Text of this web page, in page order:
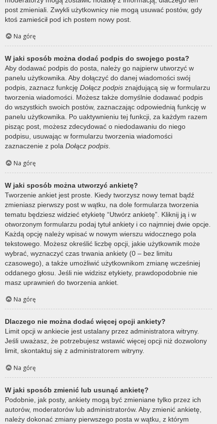
post zmieniali. Zwykli użytkownicy nie mogą usuwać postów, gdy
ktoś zamieścił pod ich postem nowy post.
Na górę
W jaki sposób można dodać podpis do swojego posta?
Aby dodawać podpis do posta, należy go najpierw utworzyć w
panelu użytkownika. Aby dołączyć do danej wiadomości swój
podpis, zaznacz funkcję Dołącz podpis znajdującą się w formularzu
tworzenia wiadomości. Możesz także domyślnie dodawać podpis
do wszystkich swoich postów, zaznaczając odpowiednią funkcję w
panelu użytkownika. Po uaktywnieniu tej funkcji, za każdym razem
pisząc post, możesz zdecydować o niedodawaniu do niego
podpisu, usuwając w formularzu tworzenia wiadomości
zaznaczenie z pola Dołącz podpis.
Na górę
W jaki sposób można utworzyć ankietę?
Tworzenie ankiet jest proste. Kiedy tworzysz nowy temat bądź
zmieniasz pierwszy post w wątku, na dole formularza tworzenia
tematu będziesz widzieć etykietę “Utwórz ankietę”. Kliknij ją i w
otworzonym formularzu podaj tytuł ankiety i co najmniej dwie opcje.
Każdą opcję należy wpisać w nowym wierszu widocznego pola
tekstowego. Możesz określić liczbę opcji, jakie użytkownik może
wybrać, wyznaczyć czas trwania ankiety (0 – bez limitu
czasowego), a także umożliwić użytkownikom zmianę wcześniej
oddanego głosu. Jeśli nie widzisz etykiety, prawdopodobnie nie
masz uprawnień do tworzenia ankiet.
Na górę
Dlaczego nie można dodać więcej opcji ankiety?
Limit opcji w ankiecie jest ustalany przez administratora witryny.
Jeśli uważasz, że potrzebujesz wstawić więcej opcji niż dozwolony
limit, skontaktuj się z administratorem witryny.
Na górę
W jaki sposób zmienić lub usunąć ankietę?
Podobnie, jak posty, ankiety mogą być zmieniane tylko przez ich
autorów, moderatorów lub administratorów. Aby zmienić ankietę,
należy dokonać zmiany pierwszego posta w wątku, z którym